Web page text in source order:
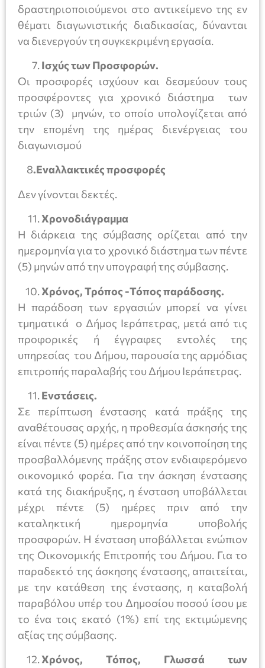
δραστηριοποιούμενοι στο αντικείμενο της εν
θέματι διαγωνιστικής διαδικασίας, δύνανται
να διενεργούν τη συγκεκριμένη εργασία.
Ισχύς των Προσφορών.
Οι προσφορές ισχύουν και δεσμεύουν τους
προσφέροντες για χρονικό διάστημα των
τριών (3) μηνών, το οποίο υπολογίζεται από
την επομένη της ημέρας διενέργειας του
διαγωνισμού
8.Εναλλακτικές προσφορές
Δεν γίνονται δεκτές.
Χρονοδιάγραμμα
Η διάρκεια της σύμβασης ορίζεται από την
ημερομηνία για το χρονικό διάστημα των πέντε
(5) μηνών από την υπογραφή της σύμβασης.
Χρόνος, Τρόπος -Τόπος παράδοσης.
Η παράδοση των εργασιών μπορεί να γίνει
τμηματικά ο Δήμος Ιεράπετρας, μετά από τις
προφορικές ή έγγραφες εντολές της
υπηρεσίας του Δήμου, παρουσία της αρμόδιας
επιτροπής παραλαβής του Δήμου Ιεράπετρας.
Ενστάσεις.
Σε περίπτωση ένστασης κατά πράξης της
αναθέτουσας αρχής, η προθεσμία άσκησής της
είναι πέντε (5) ημέρες από την κοινοποίηση της
προσβαλλόμενης πράξης στον ενδιαφερόμενο
οικονομικό φορέα. Για την άσκηση ένστασης
κατά της διακήρυξης, η ένσταση υποβάλλεται
μέχρι πέντε (5) ημέρες πριν από την
καταληκτική ημερομηνία υποβολής
προσφορών. Η ένσταση υποβάλλεται ενώπιον
της Οικονομικής Επιτροπής του Δήμου. Για το
παραδεκτό της άσκησης ένστασης, απαιτείται,
με την κατάθεση της ένστασης, η καταβολή
παραβόλου υπέρ του Δημοσίου ποσού ίσου με
το ένα τοις εκατό (1%) επί της εκτιμώμενης
αξίας της σύμβασης.
Χρόνος, Τόπος, Γλωσσά των